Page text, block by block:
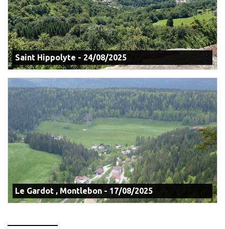
Saint Hippolyte - 24/08/2025
Le Gardot , Montlebon - 17/08/2025